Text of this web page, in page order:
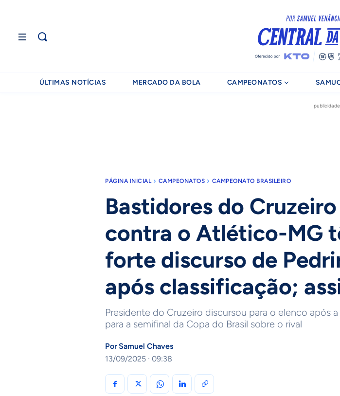
ÚLTIMAS NOTÍCIAS MERCADO DA BOLA CAMPEONATOS
publicidade
PÁGINA INICIAL CAMPEONATOS CAMPEONATO BRASILEIRO
Bastidores do Cruzeiro
contra o Atlético-MG
forte discurso de
após classificação;
Presidente do Cruzeiro discursou para o elenco após
para a semifinal da Copa do Brasil sobre o rival
Por Samuel Chaves
13/09/2025 · 09:38